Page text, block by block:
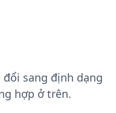
sang định dạng
hợp ở trên.